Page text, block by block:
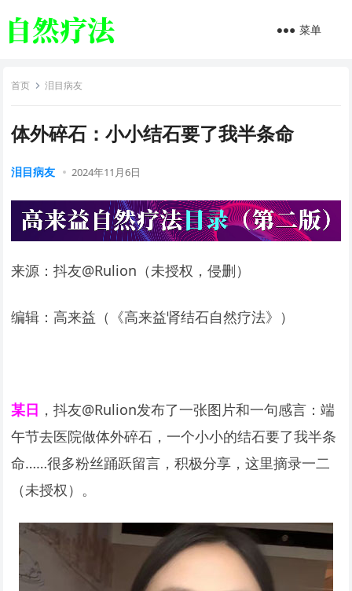
菜单
首页 泪目病友
体外碎石：小小结石要了我半条命
泪目病友 2024年11月6日
来源：抖友@Rulion（未授权，侵删）
编辑：高来益（《高来益肾结石自然疗法》）
某日 ，抖友@Rulion发布了一张图片和一句感言：端
午节去医院做体外碎石，一个小小的结石要了我半条
命……很多粉丝踊跃留言，积极分享，这里摘录一二
（未授权）。